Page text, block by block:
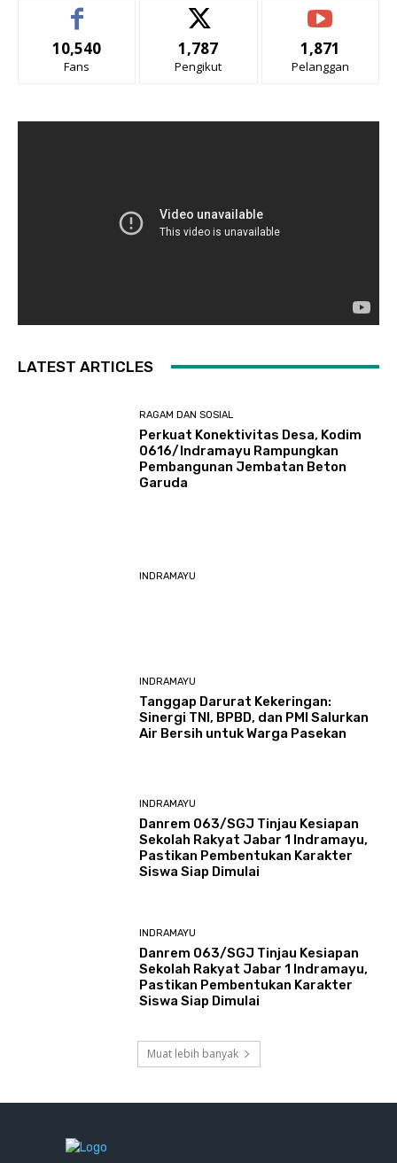
10,540
Fans
1,787
Pengikut
1,871
Pelanggan
LATEST ARTICLES
RAGAM DAN SOSIAL
​Perkuat Konektivitas Desa, Kodim
0616/Indramayu Rampungkan
Pembangunan Jembatan Beton
Garuda
INDRAMAYU
INDRAMAYU
​Tanggap Darurat Kekeringan:
Sinergi TNI, BPBD, dan PMI Salurkan
Air Bersih untuk Warga Pasekan
INDRAMAYU
Danrem 063/SGJ Tinjau Kesiapan
Sekolah Rakyat Jabar 1 Indramayu,
Pastikan Pembentukan Karakter
Siswa Siap Dimulai
INDRAMAYU
Danrem 063/SGJ Tinjau Kesiapan
Sekolah Rakyat Jabar 1 Indramayu,
Pastikan Pembentukan Karakter
Siswa Siap Dimulai
Muat lebih banyak